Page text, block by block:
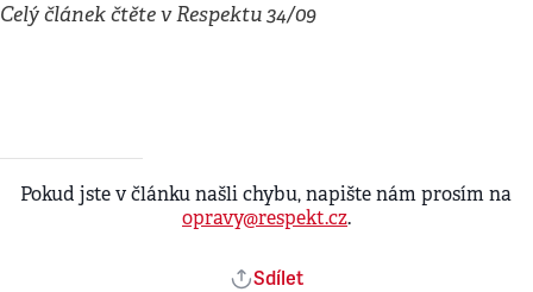
Celý článek čtěte v Respektu 34/09
Pokud jste v článku našli chybu, napište nám prosím na
opravy@respekt.cz.
Sdílet